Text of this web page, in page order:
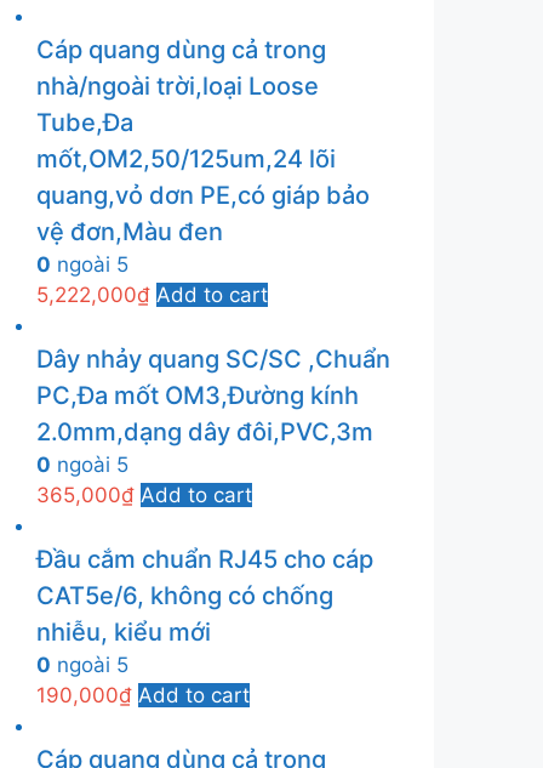
Cáp quang dùng cả trong
nhà/ngoài trời,loại Loose
Tube,Đa
mốt,OM2,50/125um,24 lõi
quang,vỏ dơn PE,có giáp bảo
vệ đơn,Màu đen
0 ngoài 5
5,222,000₫ Add to cart
Dây nhảy quang SC/SC ,Chuẩn
PC,Đa mốt OM3,Đường kính
2.0mm,dạng dây đôi,PVC,3m
0 ngoài 5
365,000₫ Add to cart
Đầu cắm chuẩn RJ45 cho cáp
CAT5e/6, không có chống
nhiễu, kiểu mới
0 ngoài 5
190,000₫ Add to cart
Cáp quang dùng cả trong